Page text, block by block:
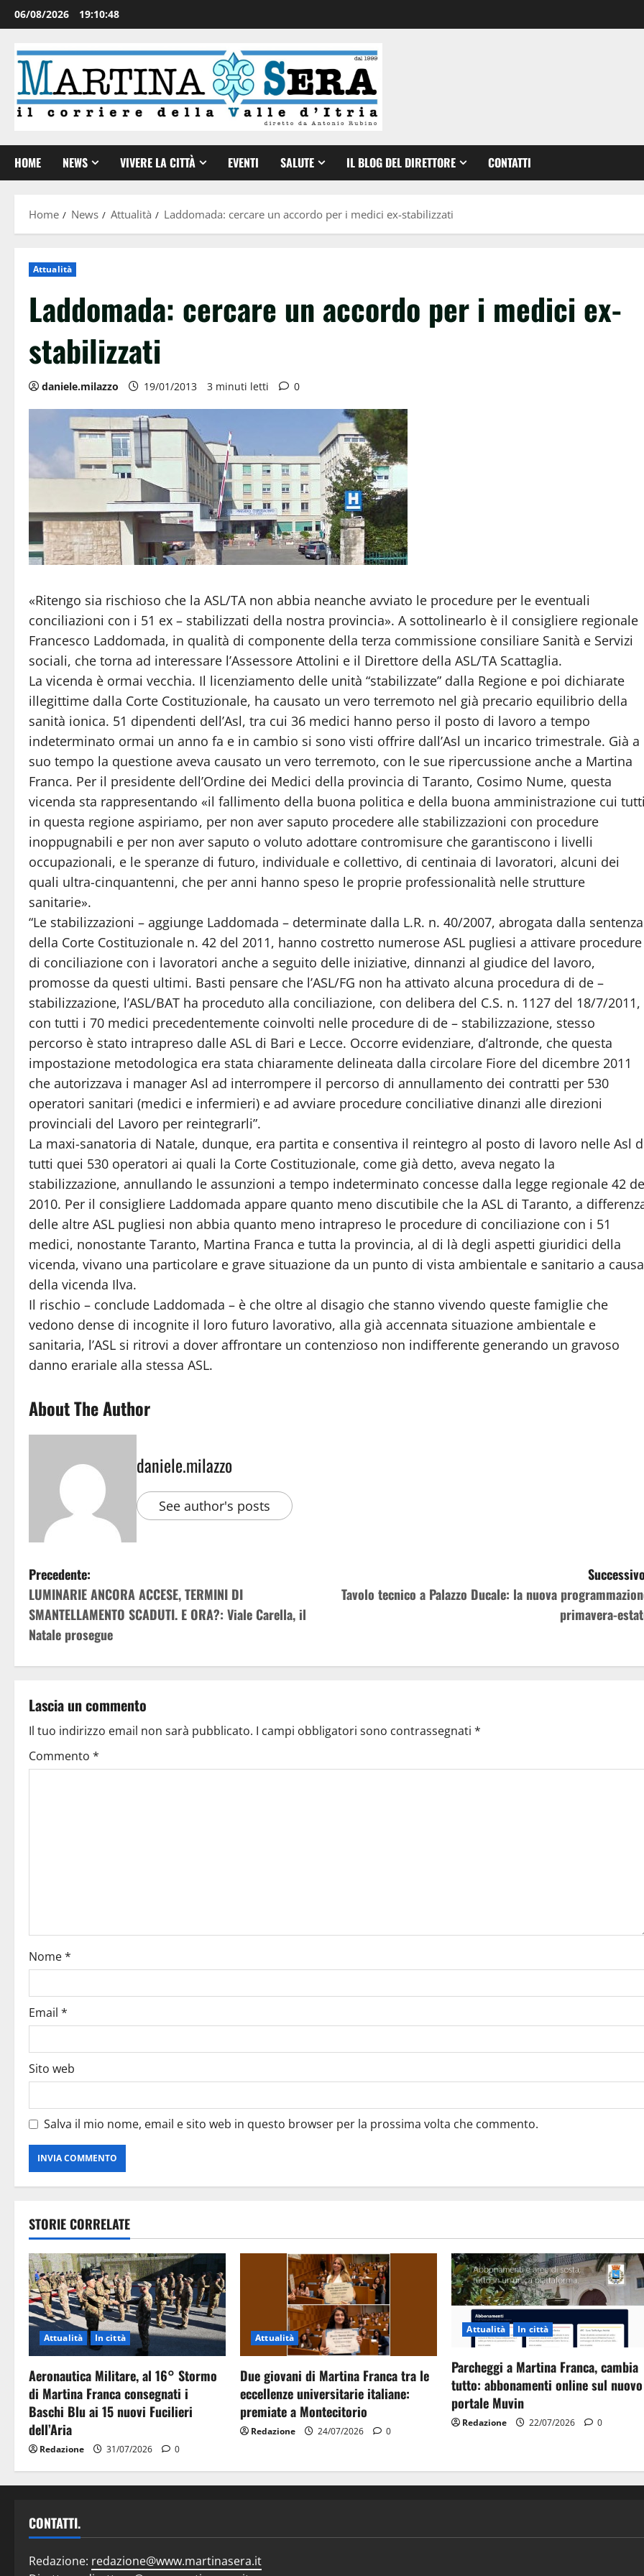
06/08/2026 19:10:48
HOME NEWS VIVERE LA CITTÀ EVENTI SALUTE IL BLOG DEL DIRETTORE CONTATTI
Home News Attualità Laddomada: cercare un accordo per i medici ex-stabilizzati
Attualità
Laddomada: cercare un accordo per i medici ex-
stabilizzati
daniele.milazzo 19/01/2013 3 minuti letti 0
«Ritengo sia rischioso che la ASL/TA non abbia neanche avviato le procedure per le eventuali
conciliazioni con i 51 ex – stabilizzati della nostra provincia». A sottolinearlo è il consigliere regionale
Francesco Laddomada, in qualità di componente della terza commissione consiliare Sanità e Servizi
sociali, che torna ad interessare l’Assessore Attolini e il Direttore della ASL/TA Scattaglia.
La vicenda è ormai vecchia. Il licenziamento delle unità “stabilizzate” dalla Regione e poi dichiarate
illegittime dalla Corte Costituzionale, ha causato un vero terremoto nel già precario equilibrio della
sanità ionica. 51 dipendenti dell’Asl, tra cui 36 medici hanno perso il posto di lavoro a tempo
indeterminato ormai un anno fa e in cambio si sono visti offrire dall’Asl un incarico trimestrale. Già a
suo tempo la questione aveva causato un vero terremoto, con le sue ripercussione anche a Martina
Franca. Per il presidente dell’Ordine dei Medici della provincia di Taranto, Cosimo Nume, questa
vicenda sta rappresentando «il fallimento della buona politica e della buona amministrazione cui
in questa regione aspiriamo, per non aver saputo procedere alle stabilizzazioni con procedure
inoppugnabili e per non aver saputo o voluto adottare contromisure che garantiscono i livelli
occupazionali, e le speranze di futuro, individuale e collettivo, di centinaia di lavoratori, alcuni dei
quali ultra-cinquantenni, che per anni hanno speso le proprie professionalità nelle strutture
sanitarie».
“Le stabilizzazioni – aggiunge Laddomada – determinate dalla L.R. n. 40/2007, abrogata dalla sentenza
della Corte Costituzionale n. 42 del 2011, hanno costretto numerose ASL pugliesi a attivare procedure
di conciliazione con i lavoratori anche a seguito delle iniziative, dinnanzi al giudice del lavoro,
promosse da questi ultimi. Basti pensare che l’ASL/FG non ha attivato alcuna procedura di de –
stabilizzazione, l’ASL/BAT ha proceduto alla conciliazione, con delibera del C.S. n. 1127 del 18/7/2011,
con tutti i 70 medici precedentemente coinvolti nelle procedure di de – stabilizzazione, stesso
percorso è stato intrapreso dalle ASL di Bari e Lecce. Occorre evidenziare, d’altronde, che questa
impostazione metodologica era stata chiaramente delineata dalla circolare Fiore del dicembre 2011
che autorizzava i manager Asl ad interrompere il percorso di annullamento dei contratti per 530
operatori sanitari (medici e infermieri) e ad avviare procedure conciliative dinanzi alle direzioni
provinciali del Lavoro per reintegrarli”.
La maxi-sanatoria di Natale, dunque, era partita e consentiva il reintegro al posto di lavoro nelle Asl
tutti quei 530 operatori ai quali la Corte Costituzionale, come già detto, aveva negato la
stabilizzazione, annullando le assunzioni a tempo indeterminato concesse dalla legge regionale 42
2010. Per il consigliere Laddomada appare quanto meno discutibile che la ASL di Taranto, a
delle altre ASL pugliesi non abbia quanto meno intrapreso le procedure di conciliazione con i 51
medici, nonostante Taranto, Martina Franca e tutta la provincia, al di là degli aspetti giuridici della
vicenda, vivano una particolare e grave situazione da un punto di vista ambientale e sanitario a causa
della vicenda Ilva.
Il rischio – conclude Laddomada – è che oltre al disagio che stanno vivendo queste famiglie che
vedono dense di incognite il loro futuro lavorativo, alla già accennata situazione ambientale e
sanitaria, l’ASL si ritrovi a dover affrontare un contenzioso non indifferente generando un gravoso
danno erariale alla stessa ASL.
About The Author
daniele.milazzo
See author's posts
Precedente:
LUMINARIE ANCORA ACCESE, TERMINI DI
SMANTELLAMENTO SCADUTI. E ORA?: Viale Carella, il
Natale prosegue
Tavolo tecnico a Palazzo Ducale: la nuova
primavera-
Lascia un commento
Il tuo indirizzo email non sarà pubblicato. I campi obbligatori sono contrassegnati *
Commento *
Nome*
Email *
Sito web
Salva il mio nome, email e sito web in questo browser per la prossima volta che commento.
STORIE CORRELATE
Attualità In città
Aeronautica Militare, al 16° Stormo
di Martina Franca consegnati i
Baschi Blu ai 15 nuovi Fucilieri
dell’Aria
Redazione 31/07/2026 0
Attualità
Due giovani di Martina Franca tra le
eccellenze universitarie italiane:
premiate a Montecitorio
Redazione 24/07/2026 0
Attualità In città
Parcheggi a Martina Franca, cambia
tutto: abbonamenti online sul nuovo
portale Muvin
Redazione 22/07/2026 0
CONTATTI.
Redazione: redazione@www.martinasera.it